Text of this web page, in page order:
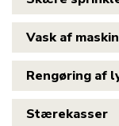
Vask af
Rengøring af
Stærekasser